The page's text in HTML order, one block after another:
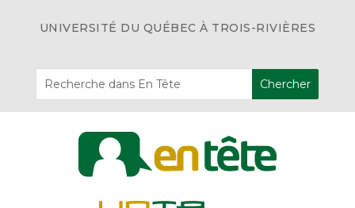
UNIVERSITÉ DU QUÉBEC À TROIS-RIVIÈRES